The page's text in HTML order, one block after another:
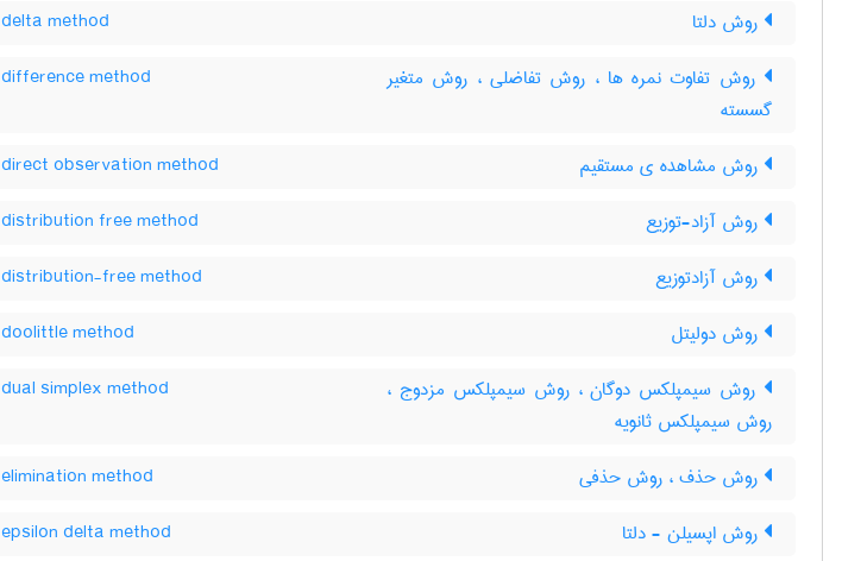
روش دلتا delta method
روش تفاوت نمره ها ، روش تفاضلی ، روش متغیر
گسسته
difference method
روش مشاهده ی مستقیم direct observation method
روش آزاد-توزیع distribution free method
روش آزادتوزیع distribution-free method
روش دولیتل doolittle method
روش سیمپلکس دوگان ، روش سیمپلکس مزدوج ،
روش سیمپلکس ثانویه
dual simplex method
روش حذف ، روش حذفی elimination method
روش اپسیلن - دلتا epsilon delta method